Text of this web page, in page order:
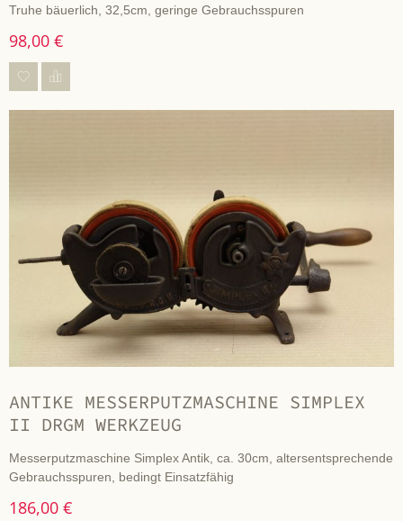
Truhe bäuerlich, 32,5cm, geringe Gebrauchsspuren
98,00 €
ANTIKE MESSERPUTZMASCHINE SIMPLEX
II DRGM WERKZEUG
Messerputzmaschine Simplex Antik, ca. 30cm, altersentsprechende
Gebrauchsspuren, bedingt Einsatzfähig
186,00 €